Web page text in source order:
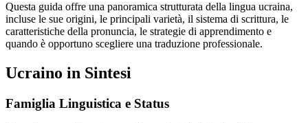
Questa guida offre una panoramica strutturata della lingua ucraina,
incluse le sue origini, le principali varietà, il sistema di scrittura, le
caratteristiche della pronuncia, le strategie di apprendimento e
quando è opportuno scegliere una traduzione professionale.
Ucraino in Sintesi
Famiglia Linguistica e Status